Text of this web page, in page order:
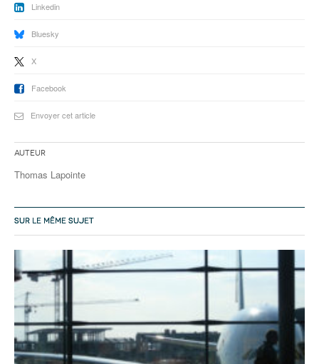
Linkedin
Bluesky
X
Facebook
Envoyer cet article
Auteur
Thomas Lapointe
SUR LE MÊME SUJET